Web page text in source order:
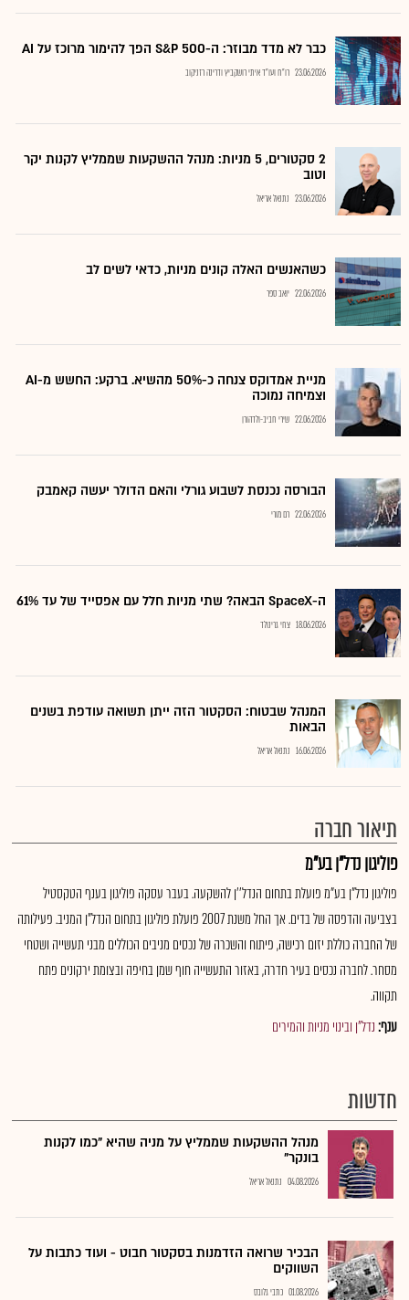
כבר לא מדד מבוזר: ה-S&P 500 הפך להימור מרוכז על AI
23.06.2026 רו"ח ועו"ד איתי רושקביץ ודרינה רזניקוב
2 סקטורים, 5 מניות: מנהל ההשקעות שממליץ לקנות יקר
וטוב
23.06.2026 נתנאל אריאל
כשהאנשים האלה קונים מניות, כדאי לשים לב
22.06.2026 יואב ספר
מניית אמדוקס צנחה כ-50% מהשיא. ברקע: החשש מ-AI
וצמיחה נמוכה
22.06.2026 שירי חביב-ולדהורן
הבורסה נכנסת לשבוע גורלי והאם הדולר יעשה קאמבק
22.06.2026 רם מורי
ה-SpaceX הבאה? שתי מניות חלל עם אפסייד של עד 61%
18.06.2026 צחי גרינולד
המנהל שבטוח: הסקטור הזה ייתן תשואה עודפת בשנים
הבאות
16.06.2026 נתנאל אריאל
תיאור חברה
פוליגון נדל"ן בע"מ
פוליגון נדל"ן בע"מ פועלת בתחום הנדל''ן להשקעה. בעבר עסקה פוליגון בענף הטקסטיל
בצביעה והדפסה של בדים. אך החל משנת 2007 פועלת פוליגון בתחום הנדל"ן המניב. פעילותה
של החברה כוללת יזום רכישה, פיתוח והשכרה של נכסים מניבים הכוללים מבני תעשייה ושטחי
מסחר. לחברה נכסים בעיר חדרה, באזור התעשייה חוף שמן בחיפה ובצומת ירקונים פתח
תקווה.
ענף:נדל"ן ובינוי מניות והמירים
חדשות
מנהל ההשקעות שממליץ על מניה שהיא "כמו לקנות
בונקר"
04.08.2026 נתנאל אריאל
הבכיר שרואה הזדמנות בסקטור חבוט - ועוד כתבות על
השווקים
01.08.2026 כתבי גלובס